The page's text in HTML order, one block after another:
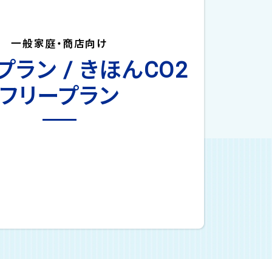
一般家庭・商店向け
ラン / きほんCO2
フリープラン